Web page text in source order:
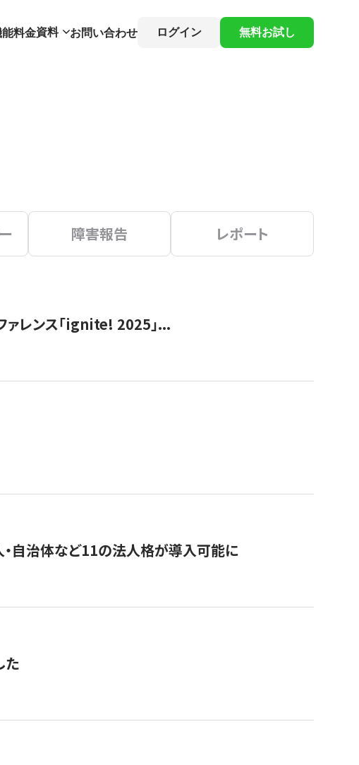
料金資料 お問い合わせ ログイン 無料お試し
障害報告 レポート
ァレンス「ignite! 2025」...
・自治体など11の法人格が導入可能に
た